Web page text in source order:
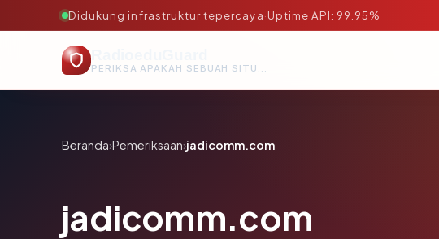
Didukung infrastruktur tepercaya·Uptime API: 99.95%
PERIKSA APAKAH SEBUAH SITUS AMAN, TEPERCAYA, DAN TERVERIFIKASI DALAM HITUNGAN DETIK.
Beranda›Pemeriksaan›jadicomm.com
jadicomm.com